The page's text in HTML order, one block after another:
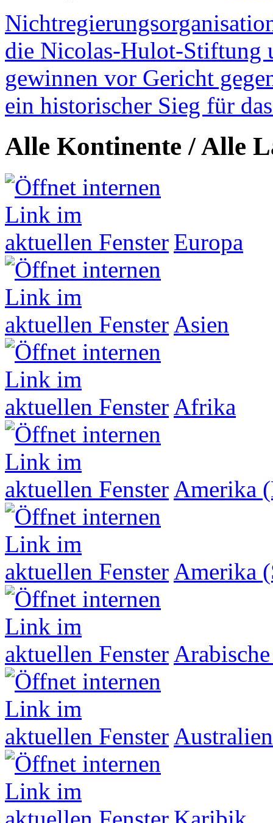
die Nicolas-Hulot-Stiftung
gewinnen vor Gericht
ein historischer Sieg für
Alle Kontinente / Alle
Europa
Asien
Afrika
Amerika
Amerika
Australien